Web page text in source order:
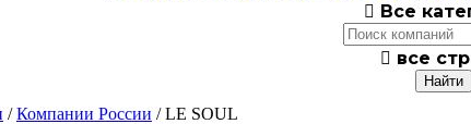
 Все
 все
/Компании России / LE SOUL